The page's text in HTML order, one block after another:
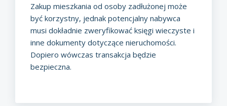
Zakup mieszkania od osoby zadłużonej może
być korzystny, jednak potencjalny nabywca
musi dokładnie zweryfikować księgi wieczyste i
inne dokumenty dotyczące nieruchomości.
Dopiero wówczas transakcja będzie
bezpieczna.